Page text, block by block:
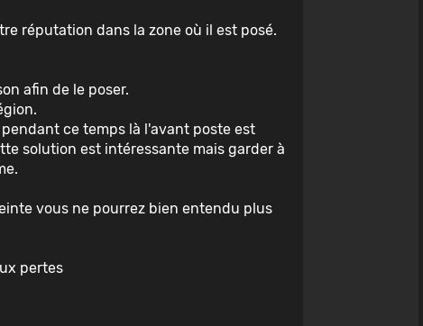
réputation dans la zone où il est posé.
afin de le poser.
ce temps là l'avant poste est
solution est intéressante mais garder à
vous ne pourrez bien entendu plus
pertes